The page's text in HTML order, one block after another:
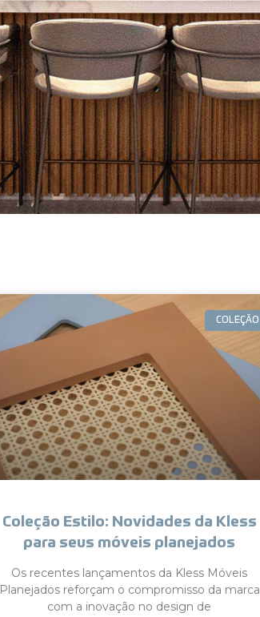
COLEÇÃO
Coleção Estilo: Novidades da Kless
para seus móveis planejados
Os recentes lançamentos da Kless Móveis
Planejados reforçam o compromisso da marca
com a inovação no design de